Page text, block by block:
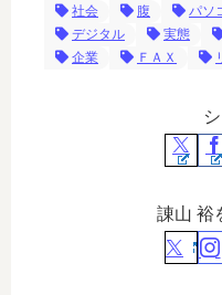
社会
腹 パソ
デジタル
実態
企業
ＦＡＸ
諌山 裕